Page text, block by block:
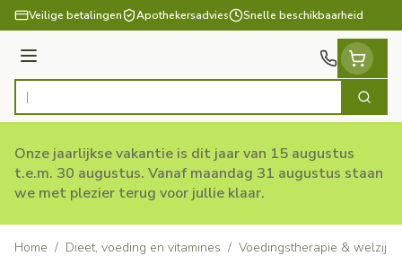
Ga naar de inhoud
Veilige betalingen Apothekersadvies Snelle beschikbaarheid
Menu
Product, merk, categorie... Zoek
Onze jaarlijkse vakantie is dit jaar van 15 augustus
t.e.m. 30 augustus. Vanaf maandag 31 augustus staan
we met plezier terug voor jullie klaar.
Home / Dieet, voeding en vitamines / Voedingstherapie & welzijn